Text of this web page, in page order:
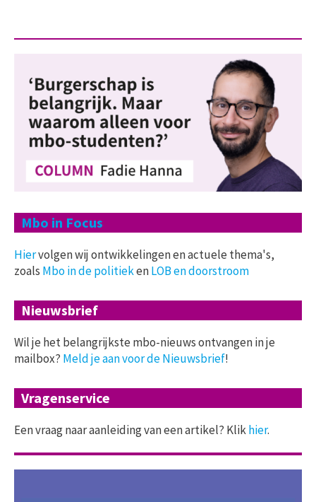
Mbo in Focus
Hiervolgen wij ontwikkelingen en actuele thema's,
zoals Mbo in de politiekenLOB en doorstroom
Nieuwsbrief
Wil je het belangrijkste mbo-nieuws ontvangen in je
mailbox? Meld je aan voor de Nieuwsbrief!
Vragenservice
Een vraag naar aanleiding van een artikel? Klikhier.